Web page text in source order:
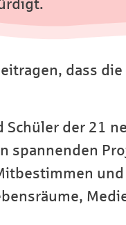
dass
der 21
spannenden
und